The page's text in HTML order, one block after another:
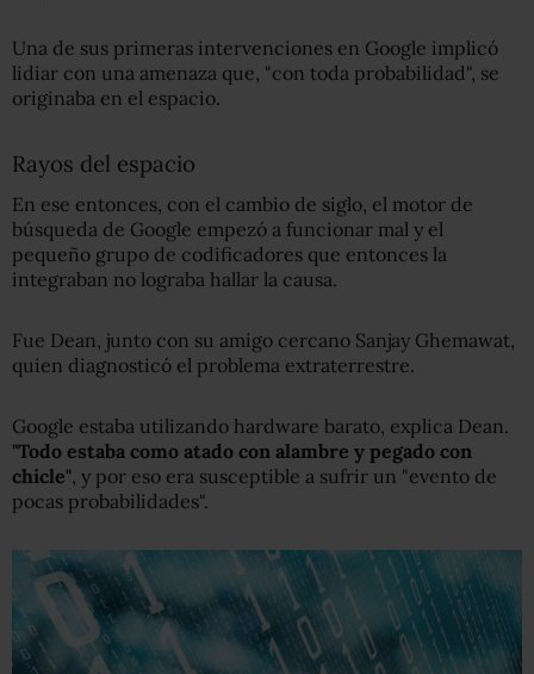
Una de sus primeras intervenciones en Google implicó
lidiar con una amenaza que, "con toda probabilidad", se
originaba en el espacio.
Rayos del espacio
En ese entonces, con el cambio de siglo, el motor de
búsqueda de Google empezó a funcionar mal y el
pequeño grupo de codificadores que entonces la
integraban no lograba hallar la causa.
Fue Dean, junto con su amigo cercano Sanjay Ghemawat,
quien diagnosticó el problema extraterrestre.
Google estaba utilizando hardware barato, explica Dean.
"Todo estaba como atado con alambre y pegado con
chicle" , y por eso era susceptible a sufrir un "evento de
pocas probabilidades".